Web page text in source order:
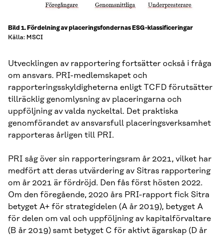
Bild 1. Fördelning av placeringsfondernas ESG-klassificeringar
Källa: MSCI
Utvecklingen av rapportering fortsätter också i fråga
om ansvars. PRI-medlemskapet och
rapporteringsskyldigheterna enligt TCFD förutsätter
tillräcklig genomlysning av placeringarna och
uppföljning av valda nyckeltal. Det praktiska
genomförandet av ansvarsfull placeringsverksamhet
rapporteras årligen till PRI.
PRI såg över sin rapporteringsram år 2021, vilket har
medfört att deras utvärdering av Sitras rapportering
om år 2021 är fördröjd. Den fås först hösten 2022.
Om den föregående, 2020 års PRI-rapport fick Sitra
betyget A+ för strategidelen (A år 2019), betyget A
för delen om val och uppföljning av kapitalförvaltare
(B år 2019) samt betyget C för aktivt ägarskap (D år